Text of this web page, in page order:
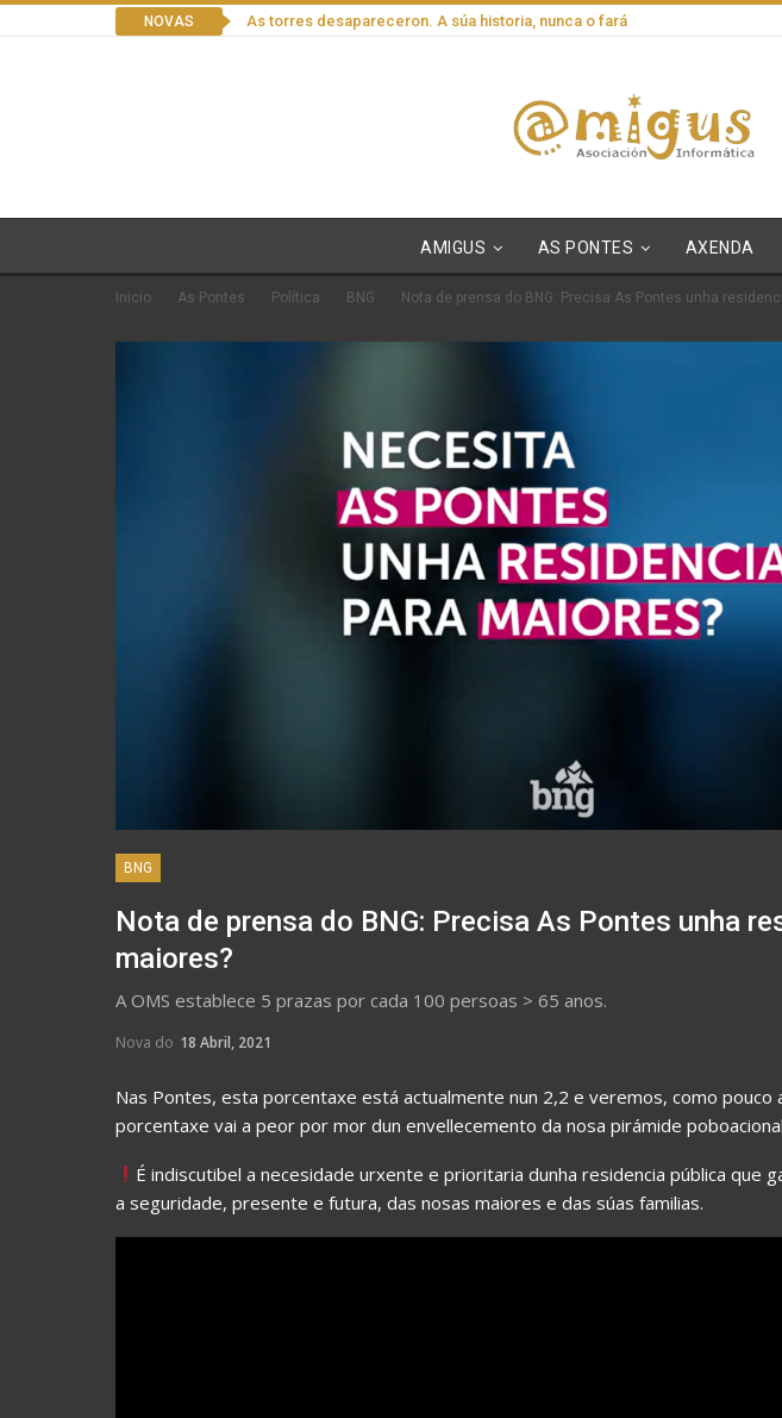
NOVAS As torres desapareceron. A súa historia, nunca o fará
AMIGUS AS PONTES AXENDA
Inicio As Pontes Política BNG Nota de prensa do BNG: Precisa As Pontes unha
BNG
Nota de prensa do BNG: Precisa As Pontes unha
maiores?
A OMS establece 5 prazas por cada 100 persoas > 65 anos.
Nova do 18 Abril, 2021
Nas Pontes, esta porcentaxe está actualmente nun 2,2 e veremos, como pouco
porcentaxe vai a peor por mor dun envellecemento da nosa pirámide poboacional
É indiscutibel a necesidade urxente e prioritaria dunha residencia pública que
a seguridade, presente e futura, das nosas maiores e das súas familias.